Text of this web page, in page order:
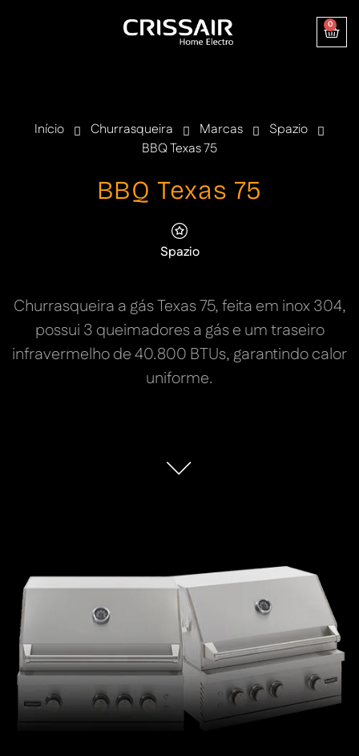
0
Início Churrasqueira Marcas
Spazio
BBQ Texas 75
BBQ Texas 75
Spazio
Churrasqueira a gás Texas 75, feita em inox 304,
possui 3 queimadores a gás e um traseiro
infravermelho de 40.800 BTUs, garantindo calor
uniforme.